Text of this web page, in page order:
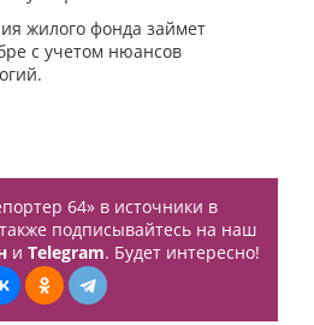
жилого фонда займет
с учетом нюансов
64» в источники в
подписывайтесь на наш
и Telegram. Будет интересно!